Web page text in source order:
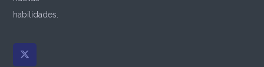
habilidades.